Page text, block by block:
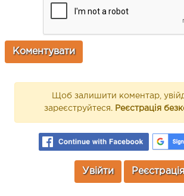
Щоб залишити коментар,
зареєструйтеся. Реєстрація
Увійти Реєстрація